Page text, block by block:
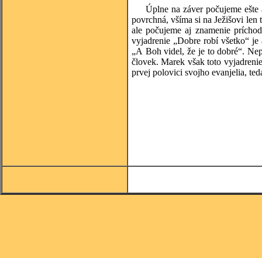
Úplne na záver počujeme
povrchná, všíma si na Ježišovi
ale počujeme aj znamenie
vyjadrenie „Dobre robí všetko“
„A Boh videl, že je to dobré“.
človek. Marek však toto
prvej polovici svojho evanjelia,